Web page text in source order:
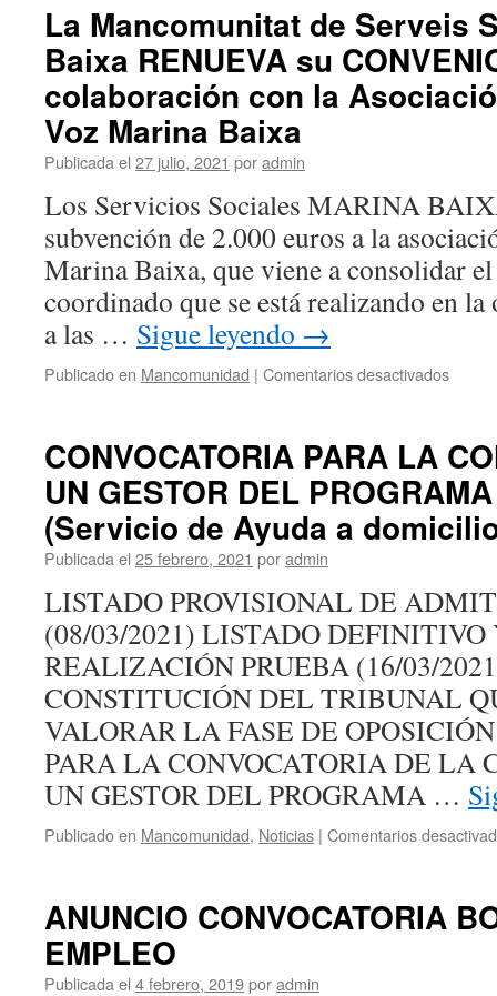
La Mancomunitat de Serveis
Baixa RENUEVA su
colaboración con la
Voz Marina Baixa
Publicada el 27 julio, 2021 poradmin
Los Servicios Sociales MARINA
subvención de 2.000 euros a la
Marina Baixa, que viene a consolidar
coordinado que se está realizando en
a las … Sigue leyendo →
Publicado en Mancomunidad | Comentarios desactivadosen
Marina
Baixa
de
con
la
con
Voz
Marina
Baixa
CONVOCATORIA PARA LA
UN GESTOR DEL
(Servicio de Ayuda a
Publicada el 25 febrero, 2021 poradmin
LISTADO PROVISIONAL DE
(08/03/2021) LISTADO DEFINITIVO
REALIZACIÓN PRUEBA (16/03/
CONSTITUCIÓN DEL TRIBUNAL
VALORAR LA FASE DE
PARA LA CONVOCATORIA DE LA
UN GESTOR DEL PROGRAMA …
Publicado en Mancomunidad, Noticias | Comentarios
ANUNCIO CONVOCATORIA
EMPLEO
Publicada el 4 febrero, 2019poradmin